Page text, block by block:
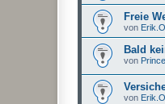
Freie
von
Bald
von
von